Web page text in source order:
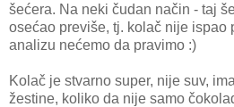
šećera. Na neki čudan način - taj
osećao previše, tj. kolač nije ispao
analizu nećemo da pravimo :)
Kolač je stvarno super, nije suv,
žestine, koliko da nije samo